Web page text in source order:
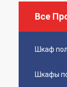
Все
Шкаф
Шкафы